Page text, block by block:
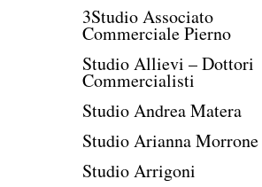
3Studio Associato
Commerciale Pierno
Studio Allievi – Dottori
Commercialisti
Studio Andrea Matera
Studio Arianna Morrone
Studio Arrigoni